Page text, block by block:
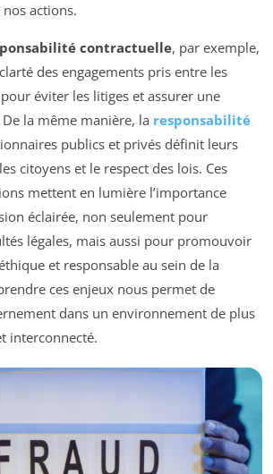
actions.
contractuelle, par exemple,
des engagements pris entre les
éviter les litiges et assurer une
la même manière, la responsabilité
publics et privés définit leurs
citoyens et le respect des lois. Ces
mettent en lumière l’importance
éclairée, non seulement pour
légales, mais aussi pour promouvoir
et responsable au sein de la
ces enjeux nous permet de
dans un environnement de plus
interconnecté.